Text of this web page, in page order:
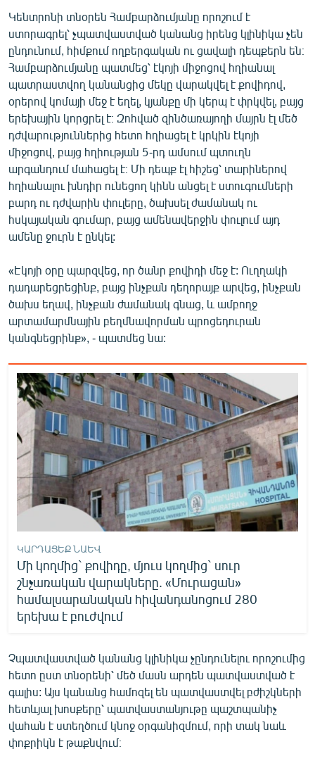
Կենտրոնի տնօրեն Համբարձումյանը որոշում է
ստորագրել՝ չպատվաստված կանանց իրենց կլինիկա չեն
ընդունում, հիմքում ողբերգական ու ցավալի դեպքերն են։
Համբարձումյանը պատմեց՝ էկոյի միջոցով հղիանալ
պատրաստվող կանանցից մեկը վարակվել է քովիդով,
օրերով կոմայի մեջ է եղել, կյանքը մի կերպ է փրկվել, բայց
երեխային կորցրել է։ Զոհված զինծառայողի մայրն էլ մեծ
դժվարություններից հետո հղիացել է կրկին էկոյի
միջոցով, բայց հղիության 5-րդ ամսում պտուղն
արգանդում մահացել է։ Մի դեպք էլ հիշեց՝ տարիներով
հղիանալու խնդիր ունեցող կինն անցել է ստուգումների
բարդ ու դժվարին փուլերը, ծախսել ժամանակ ու
հսկայական գումար, բայց ամենավերջին փուլում այդ
ամենը ջուրն է ընկել:
«Էկոյի օրը պարզվեց, որ ծանր քովիդի մեջ է: Ուղղակի
դադարեցրեցինք, բայց ինչքան դեղորայք արվեց, ինչքան
ծախս եղավ, ինչքան ժամանակ գնաց, և ամբողջ
արտամարմնային բեղմնավորման պրոցեդուրան
կանգնեցրինք», - պատմեց նա:
ԿԱՐԴԱՑԵՔ ՆԱԵՎ
Մի կողմից` քովիդը, մյուս կողմից` սուր
շնչառական վարակները. «Մուրացան»
համալսարանական հիվանդանոցում 280
երեխա է բուժվում
Չպատվաստված կանանց կլինիկա չընդունելու որոշումից
հետո ըստ տնօրենի՝ մեծ մասն արդեն պատվաստված է
գալիս: Այս կանանց համոզել են պատվաստվել բժիշկների
հետևյալ խոսքերը՝ պատվաստանյութը պաշտպանիչ
վահան է ստեղծում կնոջ օրգանիզմում, որի տակ նաև
փոքրիկն է թաքնվում։